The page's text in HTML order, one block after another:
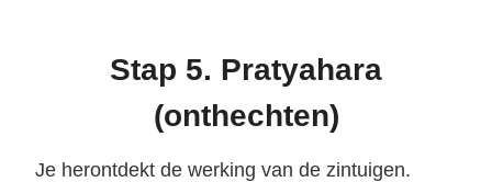
Stap 5. Pratyahara
(onthechten)
Je herontdekt de werking van de zintuigen.